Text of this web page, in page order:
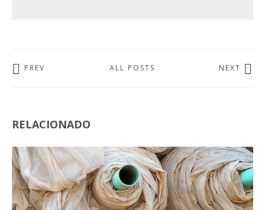
PREV ALL POSTS NEXT
RELACIONADO